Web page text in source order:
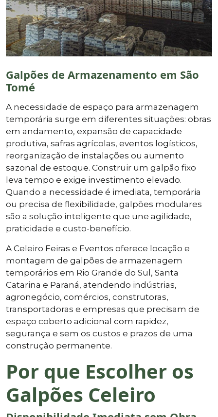
Galpões de Armazenamento em São
Tomé
A necessidade de espaço para armazenagem
temporária surge em diferentes situações: obras
em andamento, expansão de capacidade
produtiva, safras agrícolas, eventos logísticos,
reorganização de instalações ou aumento
sazonal de estoque. Construir um galpão fixo
leva tempo e exige investimento elevado.
Quando a necessidade é imediata, temporária
ou precisa de flexibilidade, galpões modulares
são a solução inteligente que une agilidade,
praticidade e custo-benefício.
A Celeiro Feiras e Eventos oferece locação e
montagem de galpões de armazenagem
temporários em Rio Grande do Sul, Santa
Catarina e Paraná, atendendo indústrias,
agronegócio, comércios, construtoras,
transportadoras e empresas que precisam de
espaço coberto adicional com rapidez,
segurança e sem os custos e prazos de uma
construção permanente.
Por que Escolher os
Galpões Celeiro